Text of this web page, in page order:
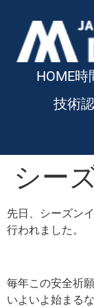
HOME時
技術
シー
先日、シーズン
行われました。
毎年この安全祈
いよいよ始まる